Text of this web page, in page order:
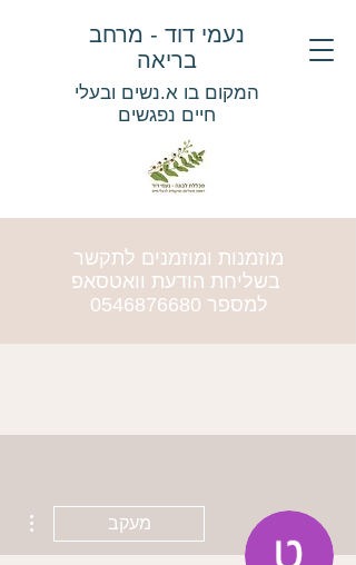
נעמי דוד - מרחב
בריאה
המקום בו א.נשים ובעלי
חיים נפגשים
מוזמנות ומוזמנים לתקשר
בשליחת הודעת וואטסאפ
למספר 0546876680
מעקב